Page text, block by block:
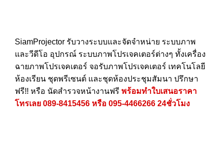
SiamProjector รับวางระบบและจัดจำหน่าย ระบบภาพ
และวีดีโอ อุปกรณ์ ระบบภาพโปรเจคเตอร์ต่างๆ ทั้งเครื่อง
ฉายภาพโปรเจคเตอร์ จอรับภาพโปรเจคเตอร์ เทคโนโลยี
ห้องเรียน ชุดพรีเซนต์ และชุดห้องประชุมสัมนา ปรึกษา
ฟรี!! หรือ นัดสำรวจหน้างานฟรี พร้อมทำใบเสนอราคา
โทรเลย 089-8415456 หรือ 095-4466266 24ชั่วโมง